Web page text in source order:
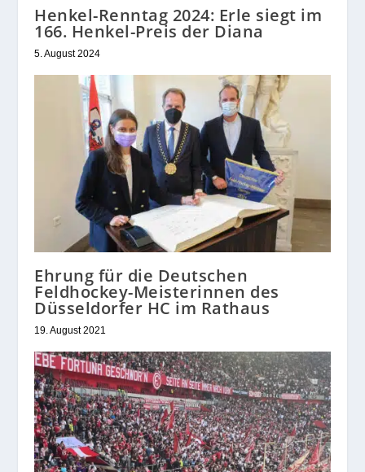
Henkel-Renntag 2024: Erle siegt im
166. Henkel-Preis der Diana
5. August 2024
Ehrung für die Deutschen
Feldhockey-Meisterinnen des
Düsseldorfer HC im Rathaus
19. August 2021